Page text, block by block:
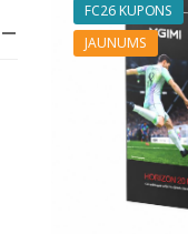
FC26 KUPONS
JAUNUMS